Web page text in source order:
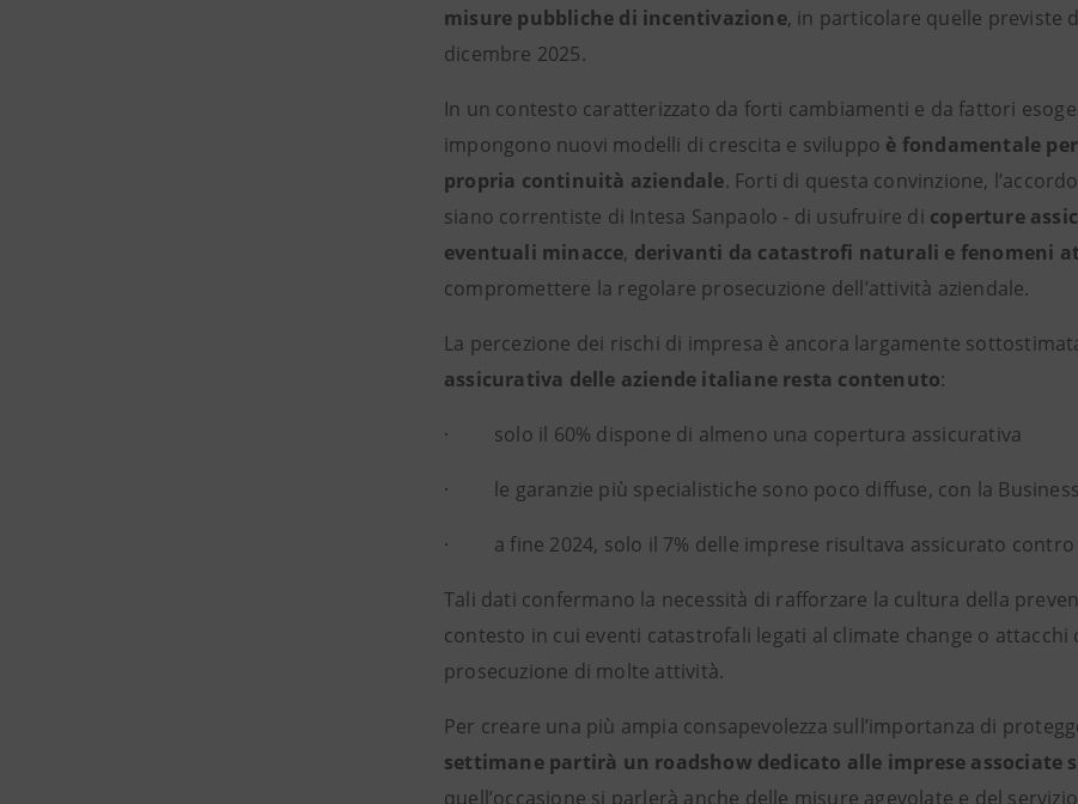
misure pubbliche di incentivazione, in particolare quelle previste
dicembre 2025.
In un contesto caratterizzato da forti cambiamenti e da fattori
impongono nuovi modelli di crescita e sviluppo è fondamentale
propria continuità aziendale. Forti di questa convinzione,
siano correntiste di Intesa Sanpaolo - di usufruire di coperture
eventuali minacce, derivanti da catastrofi naturali e fenomeni
compromettere la regolare prosecuzione dell’attività aziendale.
La percezione dei rischi di impresa è ancora largamente
assicurativa delle aziende italiane resta contenuto:
· solo il 60% dispone di almeno una copertura assicurativa
· le garanzie più specialistiche sono poco diffuse, con la
· a fine 2024, solo il 7% delle imprese risultava assicurato contro
Tali dati confermano la necessità di rafforzare la cultura della
contesto in cui eventi catastrofali legati al climate change o attacchi
prosecuzione di molte attività.
Per creare una più ampia consapevolezza sull’importanza di
settimane partirà un roadshow dedicato alle imprese
quell’occasione si parlerà anche delle misure agevolate e del